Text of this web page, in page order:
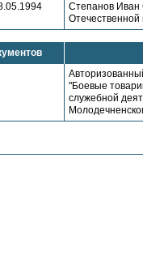
Степанов Иван
"Боевые
служебной